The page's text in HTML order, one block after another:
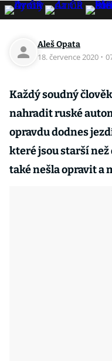
Aleš Opata
18. července 2020 ·
Každý soudný
nahradit ruské
opravdu dodnes
které jsou starší než
také nešla opravit a